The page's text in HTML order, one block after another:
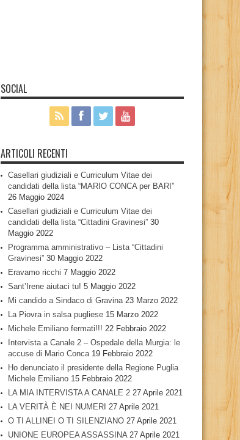
SOCIAL
ARTICOLI RECENTI
Casellari giudiziali e Curriculum Vitae dei
candidati della lista “MARIO CONCA per BARI”
26 Maggio 2024
Casellari giudiziali e Curriculum Vitae dei
candidati della lista “Cittadini Gravinesi” 30
Maggio 2022
Programma amministrativo – Lista “Cittadini
Gravinesi” 30 Maggio 2022
Eravamo ricchi 7 Maggio 2022
Sant’Irene aiutaci tu! 5 Maggio 2022
Mi candido a Sindaco di Gravina 23 Marzo 2022
La Piovra in salsa pugliese 15 Marzo 2022
Michele Emiliano fermati!!! 22 Febbraio 2022
Intervista a Canale 2 – Ospedale della Murgia: le
accuse di Mario Conca 19 Febbraio 2022
Ho denunciato il presidente della Regione Puglia
Michele Emiliano 15 Febbraio 2022
LA MIA INTERVISTA A CANALE 2 27 Aprile 2021
LA VERITÀ È NEI NUMERI 27 Aprile 2021
O TI ALLINEI O TI SILENZIANO 27 Aprile 2021
UNIONE EUROPEA ASSASSINA 27 Aprile 2021